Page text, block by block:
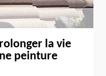
la vie
peinture